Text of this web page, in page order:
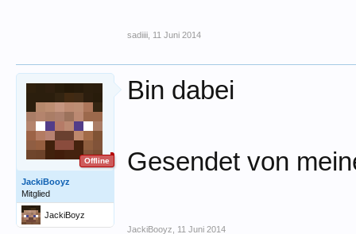
sadiiii 11 Juni 2014
Offline
JackiBooyz
Mitglied
JackiBoyz
Bin dabei
Gesendet von
JackiBooyz 11 Juni 2014